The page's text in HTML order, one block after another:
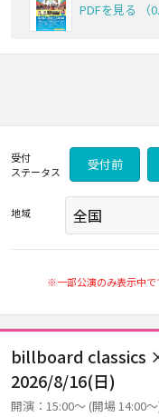
PDFを見る （
受付
ステータス
受付前
地域
※一部公演のみ表示中で
billboard classics
2026/8/16(日)
開演：15:00～ (開場 14:00